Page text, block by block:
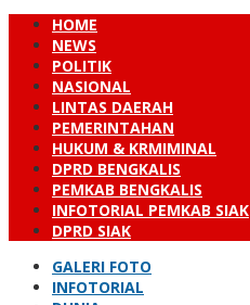
HOME
NEWS
POLITIK
NASIONAL
LINTAS DAERAH
PEMERINTAHAN
HUKUM & KRMIMINAL
DPRD BENGKALIS
PEMKAB BENGKALIS
INFOTORIAL PEMKAB SIAK
DPRD SIAK
GALERI FOTO
INFOTORIAL